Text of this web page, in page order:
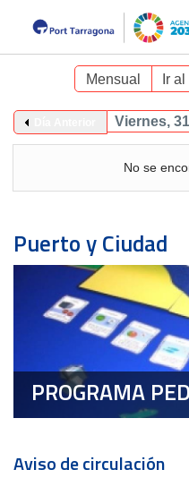
Mensual Ir
Viernes,
No se
Puerto y Ciudad
PROGRAMA
Aviso de circulación